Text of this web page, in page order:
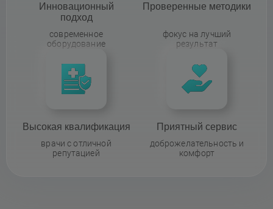
Инновационный
подход
современное
оборудование
Проверенные методики
фокус на лучший
результат
Высокая квалификация
врачи с отличной
репутацией
Приятный сервис
доброжелательность и
комфорт